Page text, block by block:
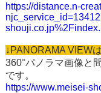
https://distance.n-
↓PANORAMA VIEW
360°パノラマ画像と
です。
https://www.meisei-